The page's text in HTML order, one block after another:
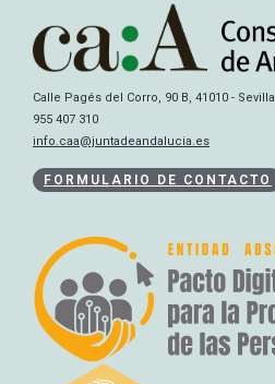
Calle Pagés del Corro, 90 B, 41010 - Sevilla
955 407 310
info.caa@juntadeandalucia.es
FORMULARIO DE CONTACTO